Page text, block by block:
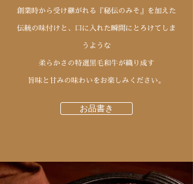
創業時から受け継がれる『秘伝のみそ』を加えた
伝統の味付けと、口に入れた瞬間にとろけてしま
うような
柔らかさの特選黒毛和牛が織り成す
旨味と甘みの味わいをお楽しみください。
お品書き